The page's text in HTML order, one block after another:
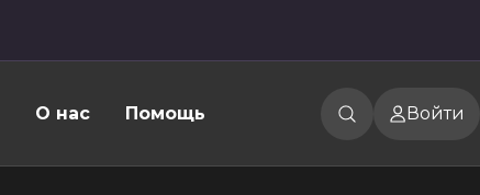
О нас Помощь Войти